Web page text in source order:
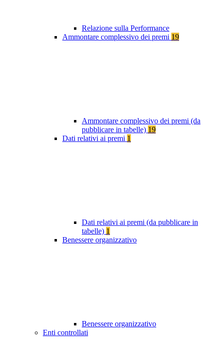
Relazione sulla Performance
Ammontare complessivo dei premi 19
Ammontare complessivo dei premi (da
pubblicare in tabelle) 19
Dati relativi ai premi 1
Dati relativi ai premi (da pubblicare in
tabelle) 1
Benessere organizzativo
Benessere organizzativo
Enti controllati